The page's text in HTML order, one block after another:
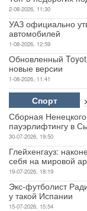
2-08-2026, 11:30
УАЗ официально
автомобилей
1-08-2026, 12:59
Обновленный
новые версии
1-08-2026, 11:41
Спорт
Сборная
пауэрлифтингу в
30-07-2026, 19:50
Глейхенгауз:
себя на мировой
19-07-2026, 18:19
Экс-футболист
у такой Испании
15-07-2026, 15:54